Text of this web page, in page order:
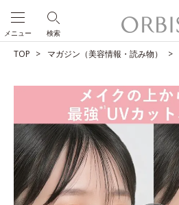
検索
メニュー
TOP マガジン（美容情報・読み物）